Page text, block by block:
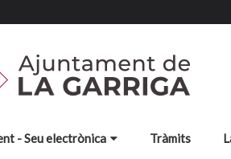
- Seu electrònica Tràmits